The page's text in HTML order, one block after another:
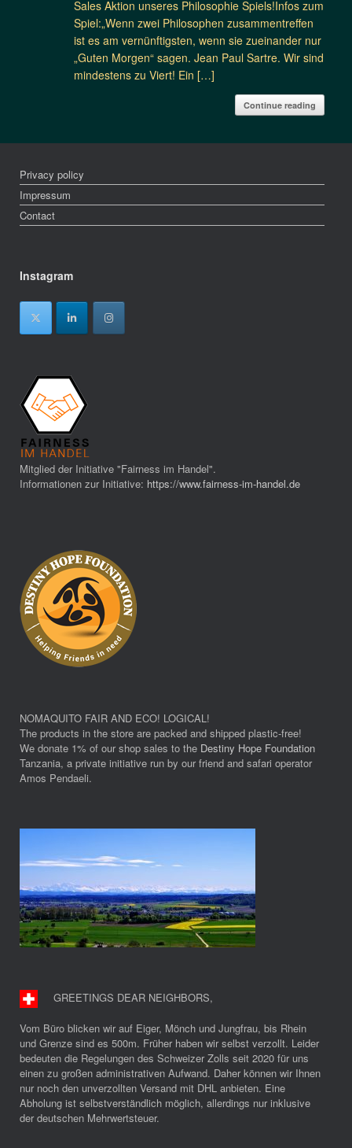
Sales Aktion unseres Philosophie Spiels!Infos zum
Spiel:„Wenn zwei Philosophen zusammentreffen
ist es am vernünftigsten, wenn sie zueinander nur
„Guten Morgen“ sagen. Jean Paul Sartre. Wir sind
mindestens zu Viert! Ein […]
Continue reading
Privacy policy
Impressum
Contact
Instagram
Mitglied der Initiative "Fairness im Handel".
Informationen zur Initiative: https://www.fairness-im-handel.de
NOMAQUITO FAIR AND ECO! LOGICAL!
The products in the store are packed and shipped plastic-free!
We donate 1% of our shop sales to the Destiny Hope Foundation
Tanzania, a private initiative run by our friend and safari operator
Amos Pendaeli.
GREETINGS DEAR NEIGHBORS,
Vom Büro blicken wir auf Eiger, Mönch und Jungfrau, bis Rhein
und Grenze sind es 500m. Früher haben wir selbst verzollt. Leider
bedeuten die Regelungen des Schweizer Zolls seit 2020 für uns
einen zu großen administrativen Aufwand. Daher können wir Ihnen
nur noch den unverzollten Versand mit DHL anbieten. Eine
Abholung ist selbstverständlich möglich, allerdings nur inklusive
der deutschen Mehrwertsteuer.